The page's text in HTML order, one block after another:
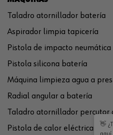
Taladro atornillador batería
Aspirador limpia tapicería
Pistola de impacto neumática
Pistola silicona batería
Máquina limpieza agua a
Radial angular a batería
Taladro atornillador percutor
Pistola de calor eléctrica
👋